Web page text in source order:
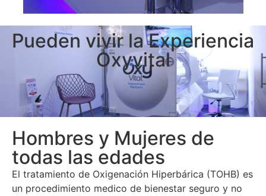
Pueden vivir la Experiencia
Oxyvital
Hombres y Mujeres de
todas las edades
El tratamiento de Oxigenación Hiperbárica (TOHB) es
un procedimiento medico de bienestar seguro y no